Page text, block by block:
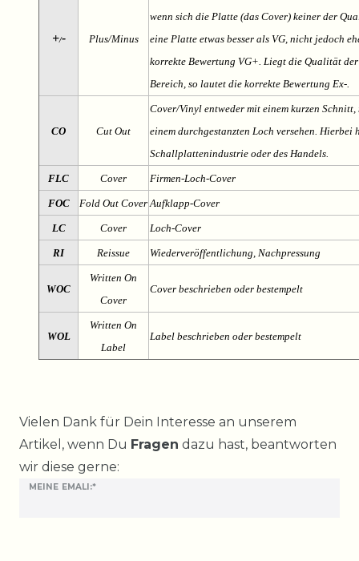
+/- Plus/Minus
wenn sich die Platte (das Cover) keiner der
eine Platte etwas besser als VG, nicht jedoch
korrekte Bewertung VG+. Liegt die Qualität
Bereich, so lautet die korrekte Bewertung Ex-.
CO Cut Out
Cover/Vinyl entweder mit einem kurzen
einem durchgestanzten Loch versehen. Hierbei
Schallplattenindustrie oder des Handels.
FLC Cover Firmen-Loch-Cover
FOC Fold Out Cover Aufklapp-Cover
LC Cover Loch-Cover
RI Reissue Wiederveröffentlichung, Nachpressung
WOC
Written On
Cover
Cover beschrieben oder bestempelt
WOL
Written On
Label
Label beschrieben oder bestempelt
Vielen Dank für Dein Interesse an unserem
Artikel, wenn Du Fragen dazu hast, beantworten
wir diese gerne:
MEINE EMALI:*
Ceres::Template.mailFormHoneypotLabel